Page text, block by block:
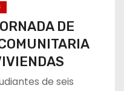
DE
de seis